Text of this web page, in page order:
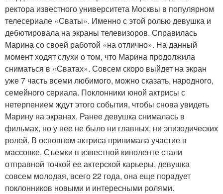
ректора известного университета Москвы в популярном
телесериале «Сваты». Именно с этой ролью девушка и
дебютировала на экраны телевизоров. Справилась
Марина со своей работой «на отлично». На данный
момент ходят слухи о том, что Марина продолжила
сниматься в «Сватах». Совсем скоро выйдет на экран
уже 7 часть всеми любимого, можно сказать, народного,
семейного сериала. Поклонники юной актрисы с
нетерпением ждут этого события, чтобы снова увидеть
Марину на экранах. Ранее девушка снималась в
фильмах, но у нее не было ни главных, ни эпизодических
ролей. В основном актриса принимала участие в
массовке. Съемки в известной киноленте стали
отправной точкой ее актерской карьеры, девушка
совсем молодая, всего 22 года, она еще порадует
поклонников новыми и интересными ролями.